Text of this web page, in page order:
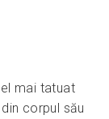
mai tatuat
corpul său